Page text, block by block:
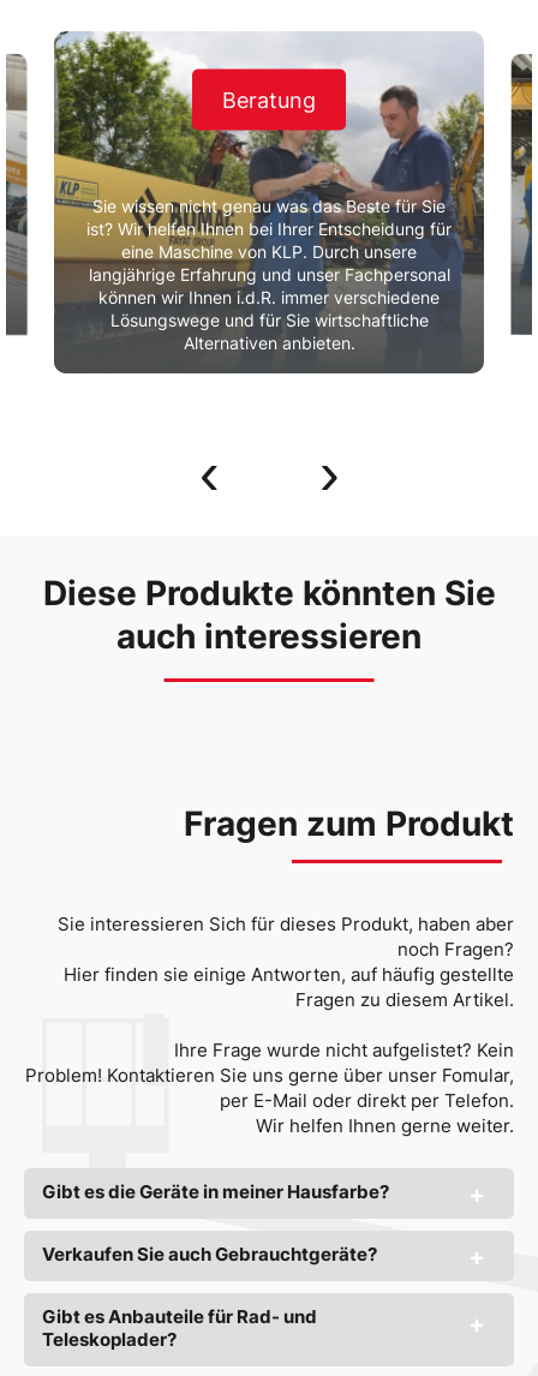
Beratung
Sie wissen nicht genau was das Beste für Sie
ist? Wir helfen Ihnen bei Ihrer Entscheidung für
eine Maschine von KLP. Durch unsere
langjährige Erfahrung und unser Fachpersonal
können wir Ihnen i.d.R. immer verschiedene
Lösungswege und für Sie wirtschaftliche
Alternativen anbieten.
‹ ›
Diese Produkte könnten Sie
auch interessieren
Fragen zum Produkt
Sie interessieren Sich für dieses Produkt, haben aber
noch Fragen?
Hier finden sie einige Antworten, auf häufig gestellte
Fragen zu diesem Artikel.
Ihre Frage wurde nicht aufgelistet? Kein
Problem! Kontaktieren Sie uns gerne über unser Fomular,
per E-Mail oder direkt per Telefon.
Wir helfen Ihnen gerne weiter.
Gibt es die Geräte in meiner Hausfarbe?
Verkaufen Sie auch Gebrauchtgeräte?
Gibt es Anbauteile für Rad- und
Teleskoplader?